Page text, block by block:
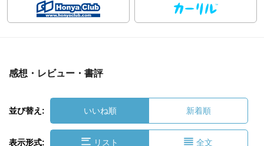
感想・レビュー・書評
並び替え: いいね順 新着順
表示形式: リスト 全文